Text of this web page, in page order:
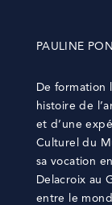
PAULINE
De formation
histoire de
et d’une
Culturel du
sa vocation
Delacroix au
entre le